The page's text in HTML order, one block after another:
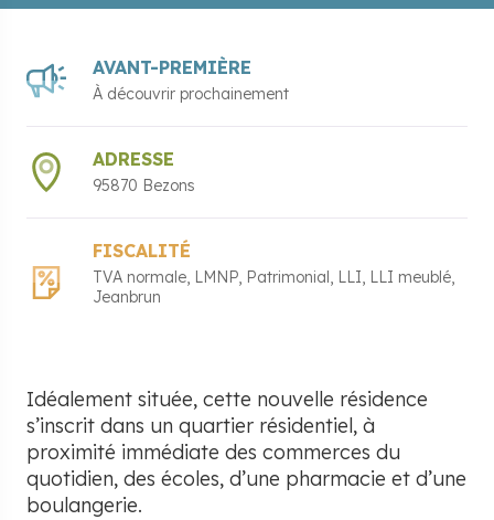
AVANT-PREMIÈRE
À découvrir prochainement
ADRESSE
95870 Bezons
FISCALITÉ
TVA normale LMNP Patrimonial LLI LLI meublé
Jeanbrun
Idéalement située, cette nouvelle résidence
s’inscrit dans un quartier résidentiel, à
proximité immédiate des commerces du
quotidien, des écoles, d’une pharmacie et d’une
boulangerie.